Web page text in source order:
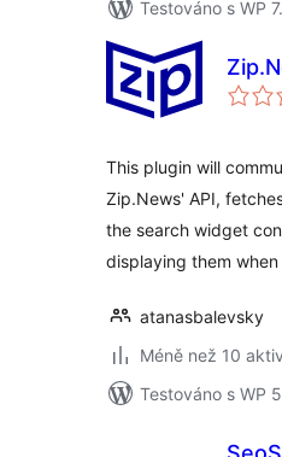
Testováno s WP
This plugin will
Zip.News' API,
the search widget
displaying them
atanasbalevsky
Méně než 10
Testováno s WP